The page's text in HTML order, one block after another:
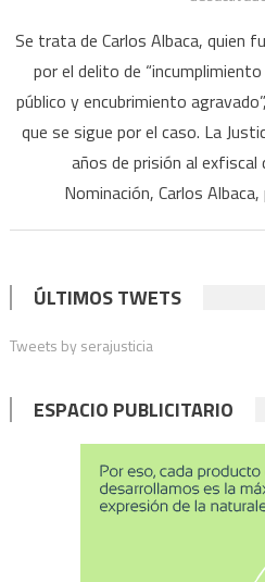
Se trata de Carlos Albaca, quien
por el delito de
público y encubrimiento
que se sigue por el caso. La
años de prisión al exfiscal
Nominación, Carlos
ÚLTIMOS TWETS
Tweets by serajusticia
ESPACIO PUBLICITARIO